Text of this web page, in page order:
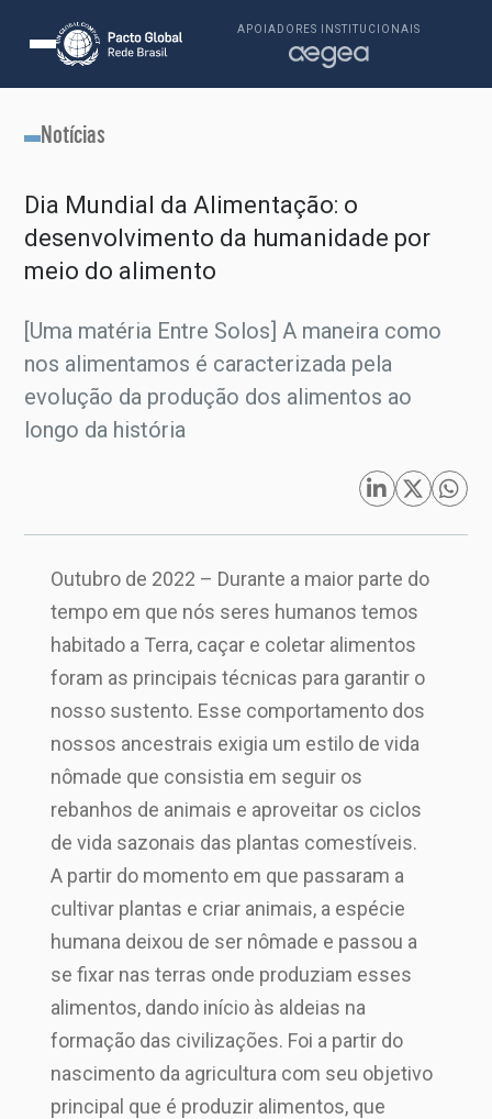
APOIADORES INSTITUCIONAIS
Notícias
Dia Mundial da Alimentação: o
desenvolvimento da humanidade por
meio do alimento
[Uma matéria Entre Solos] A maneira como
nos alimentamos é caracterizada pela
evolução da produção dos alimentos ao
longo da história
Outubro de 2022 – Durante a maior parte do
tempo em que nós seres humanos temos
habitado a Terra, caçar e coletar alimentos
foram as principais técnicas para garantir o
nosso sustento. Esse comportamento dos
nossos ancestrais exigia um estilo de vida
nômade que consistia em seguir os
rebanhos de animais e aproveitar os ciclos
de vida sazonais das plantas comestíveis.
A partir do momento em que passaram a
cultivar plantas e criar animais, a espécie
humana deixou de ser nômade e passou a
se fixar nas terras onde produziam esses
alimentos, dando início às aldeias na
formação das civilizações. Foi a partir do
nascimento da agricultura com seu objetivo
principal que é produzir alimentos, que